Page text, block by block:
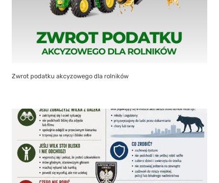
Zwrot podatku akcyzowego dla rolników